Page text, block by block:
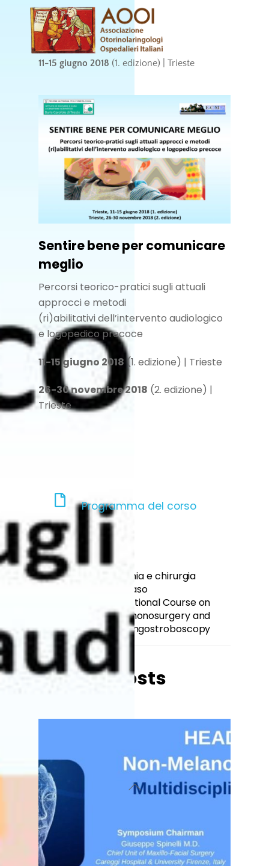
content
11-15 giugno 2018 (1. edizione) | Trieste
Sentire bene per comunicare
meglio
Percorsi teorico-pratici sugli attuali
approcci e metodi
(ri)abilitativi dell’intervento audiologico
e logopedico precoce
11-15 giugno 2018 (1. edizione) | Trieste
26-30 novembre 2018 (2. edizione) |
Trieste
Programma del corso
Corso di anatomia e chirurgia
funzionale del naso
International Course on
Phonosurgery and
Laryngostroboscopy
Related Posts